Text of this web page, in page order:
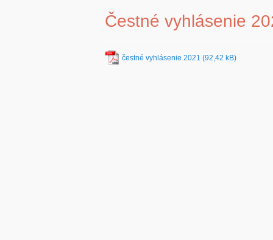
Čestné vyhlásenie
čestné vyhlásenie 2021